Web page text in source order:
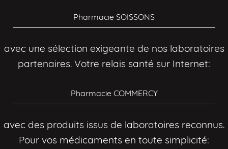
Pharmacie SOISSONS
avec une sélection exigeante de nos laboratoires
partenaires. Votre relais santé sur Internet:
Pharmacie COMMERCY
avec des produits issus de laboratoires reconnus.
Pour vos médicaments en toute simplicité: